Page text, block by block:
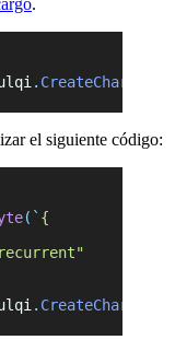
.
. CreateCharge
el siguiente código:
( ` {
. CreateCharge